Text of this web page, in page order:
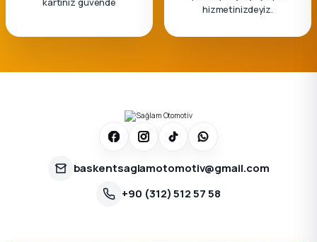
hizmetinizdeyiz.
baskentsaglamotomotiv@gmail.com
+90 (312) 512 57 58